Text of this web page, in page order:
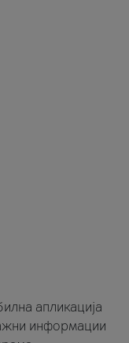
апликација
информации